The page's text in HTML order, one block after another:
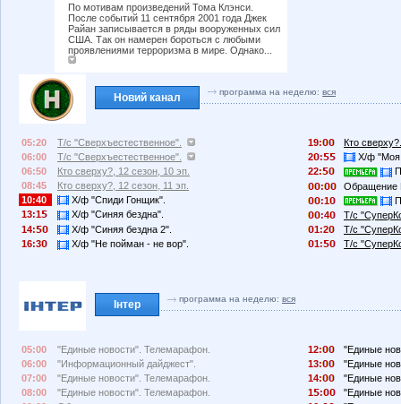
По мотивам произведений Тома Клэнси.
После событий 11 сентября 2001 года Джек
Райан записывается в ряды вооруженных сил
США. Так он намерен бороться с любыми
проявлениями терроризма в мире. Однако...
Новий канал программа на неделю: вся
05:20
Т/с "Сверхъестественное".
06:00
Т/с "Сверхъестественное".
06:50
Кто сверху?, 12 сезон, 10 эп.
08:45
Кто сверху?, 12 сезон, 11 эп.
10:40
Х/ф "Спиди Гонщик".
13:1
Х/ф "Синяя бездна".
14:
Х/ф "Синяя бездна 2".
16:3
Х/ф "Не пойман - не вор".
19:
Кто сверху?.
2
:
Х/ф "Моя
22:
:
Обращение
:1
:4
Т/с
1:2
Т/с
1:
Т/с
Інтер программа на неделю: вся
05:00
"Единые новости". Телемарафон.
06:00
"Информационный дайджест".
07:00
"Единые новости". Телемарафон.
08:00
"Единые новости". Телемарафон.
12:
"Единые
13:
"Единые
14:
"Единые
1
:
"Единые